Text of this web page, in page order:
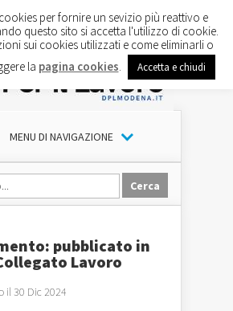
MENU DI NAVIGAZIONE
pubblicato in
Lavoro
il 30 Dic 2024
per fornire un sevizio più reattivo e
questo sito si accetta l'utilizzo di cookie.
sui cookies utilizzati e come eliminarli o
la pagina cookies Accetta e chiudi